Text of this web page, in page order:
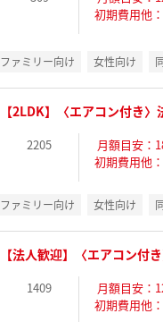
初期費用他
ファミリー向け 女性向け
【2LDK】〈エアコン付き
2205
月額目安：
初期費用他
ファミリー向け 女性向け
【法人歓迎】〈エアコン付
1409
月額目安：
初期費用他